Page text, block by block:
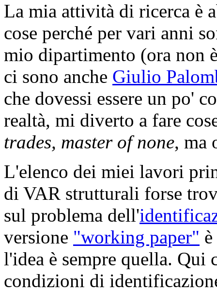
La mia attività di ricerca è
cose perché per vari anni
mio dipartimento (ora non
ci sono anche Giulio
che dovessi essere un po'
realtà, mi diverto a fare
trades, master of none, ma
L'elenco dei miei lavori
di VAR strutturali forse
sul problema dell'
versione "working paper"
l'idea è sempre quella. Qui
condizioni di